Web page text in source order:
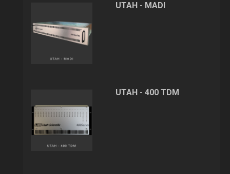
UTAH - MADI
UTAH - 400 TDM